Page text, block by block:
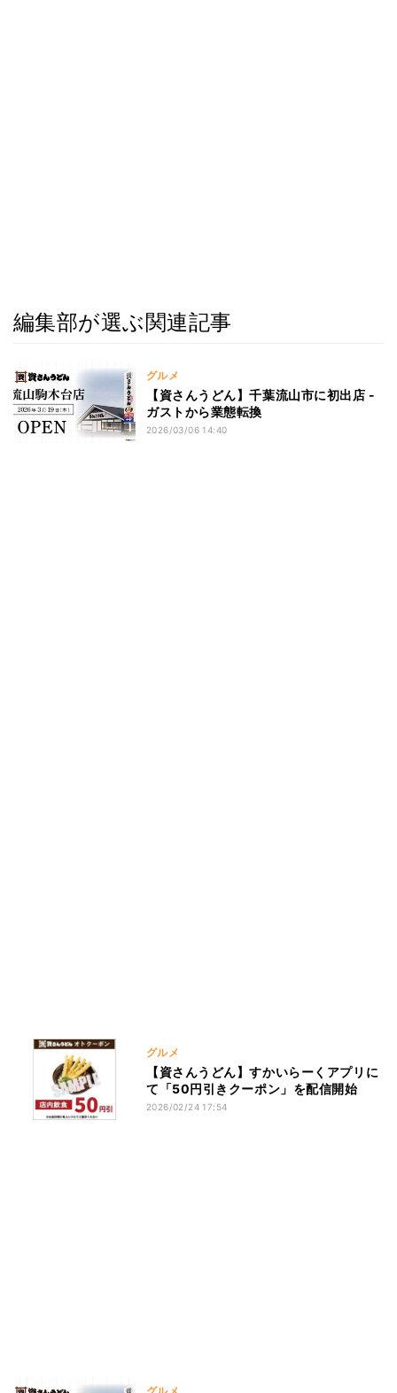
編集部が選ぶ関連記事
グルメ
【資さんうどん】千葉流山市に初出店 -
ガストから業態転換
2026/03/06 14:40
グルメ
【資さんうどん】すかいらーくアプリに
て「50円引きクーポン」を配信開始
2026/02/24 17:54